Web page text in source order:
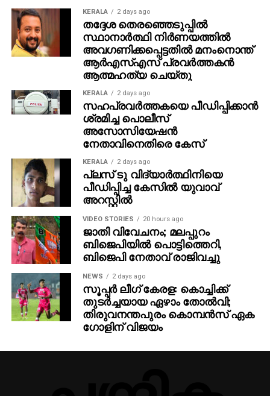
KERALA 2 days ago
തദ്ദേശ തെരഞ്ഞെടുപ്പില്‍
സ്ഥാനാര്‍ത്ഥി നിര്‍ണയത്തില്‍
അവഗണിക്കപ്പെട്ടതില്‍ മനംനൊന്ത്
ആര്‍എസ്എസ് പ്രവര്‍ത്തകന്‍
ആത്മഹത്യ ചെയ്തു
KERALA 2 days ago
സഹപ്രവര്‍ത്തകയെ പീഡിപ്പിക്കാന്‍
ശ്രമിച്ച പൊലീസ്
അസോസിയേഷന്‍
നേതാവിനെതിരെ കേസ്
KERALA 2 days ago
പ്ലസ് ടു വിദ്യാര്‍ത്ഥിനിയെ
പീഡിപ്പിച്ച കേസില്‍ യുവാവ്
അറസ്റ്റില്‍
VIDEO STORIES 20 hours ago
ജാതി വിവേചനം; മലപ്പുറം
ബിജെപിയില്‍ പൊട്ടിത്തെറി,
ബിജെപി നേതാവ് രാജിവച്ചു
NEWS 2 days ago
സൂപ്പര്‍ ലീഗ് കേരള: കൊച്ചിക്ക്
തുടര്‍ച്ചയായ ഏഴാം തോല്‍വി;
തിരുവനന്തപുരം കൊമ്പന്‍സ് ഏക
ഗോളിന് വിജയം